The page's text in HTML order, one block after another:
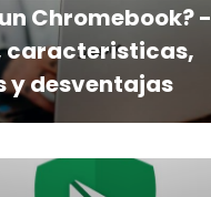
Chromebook? -
caracteristicas,
y desventajas